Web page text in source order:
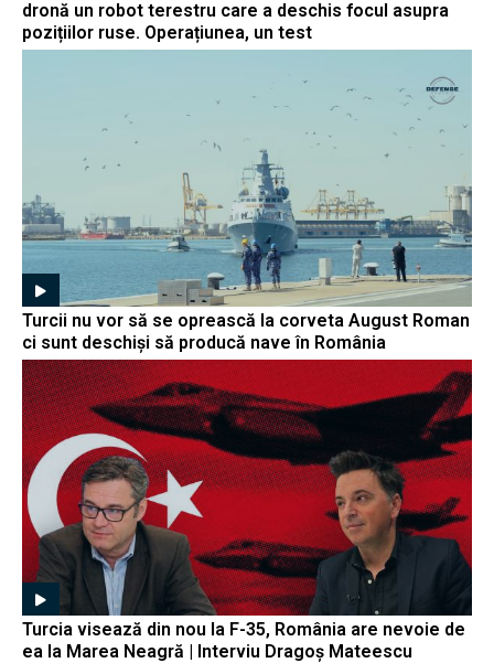
dronă un robot terestru care a deschis focul asupra
pozițiilor ruse. Operațiunea, un test
Turcii nu vor să se oprească la corveta August Roman
ci sunt deschiși să producă nave în România
Turcia visează din nou la F-35, România are nevoie de
ea la Marea Neagră | Interviu Dragoș Mateescu